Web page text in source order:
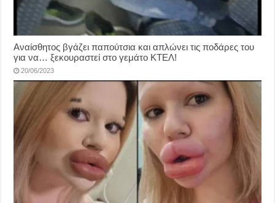
Αναίσθητος βγάζει παπούτσια και απλώνει τις ποδάρες του
για να… ξεκουραστεί στο γεμάτο ΚΤΕΛ!
20/06/2023